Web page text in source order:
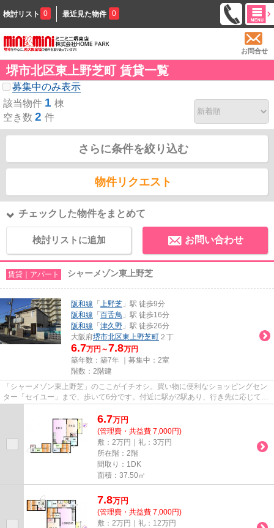
検討リスト 0 最近見た物件 0
お問合せ
堺市北区東上野芝町 賃貸一覧
募集中のみ表示
該当物件 1 棟
空き数 2 件
さらに条件を絞り込む
物件リクエスト
チェックした物件をまとめて
検討リストに追加 お問い合わせ
賃貸｜アパート シャーメゾン東上野芝
阪和線 「 上野芝 」駅 徒歩9分
阪和線 「 百舌鳥 」駅 徒歩16分
阪和線 「 津久野 」駅 徒歩26分
大阪府堺市北区東上野芝町 ２丁
6.7万円～7.8万円
築年数：築7年 ｜募集中： 2室
階数：2階建
「シャーメゾン東上野芝」のここがイチオシ。買い物に便利なショッピングセン
ター「セイユー」まで、歩いて6分です。付近に駅が2駅あり、行き先に応じて使
6.7万円
(管理費・共益費 7,000円)
敷：2万円｜礼：3万円
所在階：2階
間取り：1DK
面積：37.50㎡
7.8万円
(管理費・共益費 7,000円)
敷：2万円｜礼：12万円